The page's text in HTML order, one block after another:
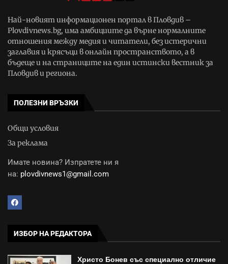
Най-новият информационен портал в Пловдив –
Plovdivnews.bg, има амбициите да върне нормалните
отношения между медия и читатели, без истерични
заглавия и крясъци в онлайн пространството, а в
бъдеще и на страниците на един истински вестник за
Пловдив и региона.
ПОЛЕЗНИ ВРЪЗКИ
Общи условия
За реклама
Имате новина? Изпратете ни я
на: plovdivnews1@gmail.com
ИЗБОР НА РЕДАКТОРА
Христо Бонев със специално отличие